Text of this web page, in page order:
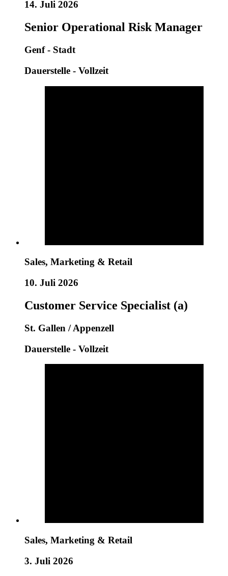
14. Juli 2026
Senior Operational Risk Manager
Genf - Stadt
Dauerstelle - Vollzeit
Sales, Marketing & Retail
10. Juli 2026
Customer Service Specialist (a)
St. Gallen / Appenzell
Dauerstelle - Vollzeit
Sales, Marketing & Retail
3. Juli 2026